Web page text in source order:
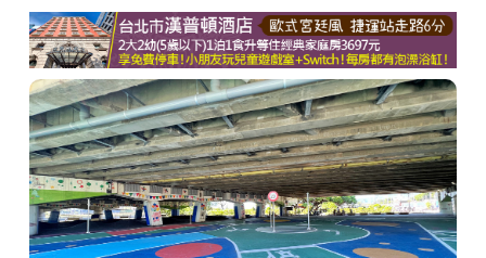
商家合作
推薦景點
討論區
聯絡我們